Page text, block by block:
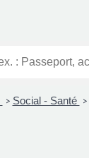
> Social - Santé >